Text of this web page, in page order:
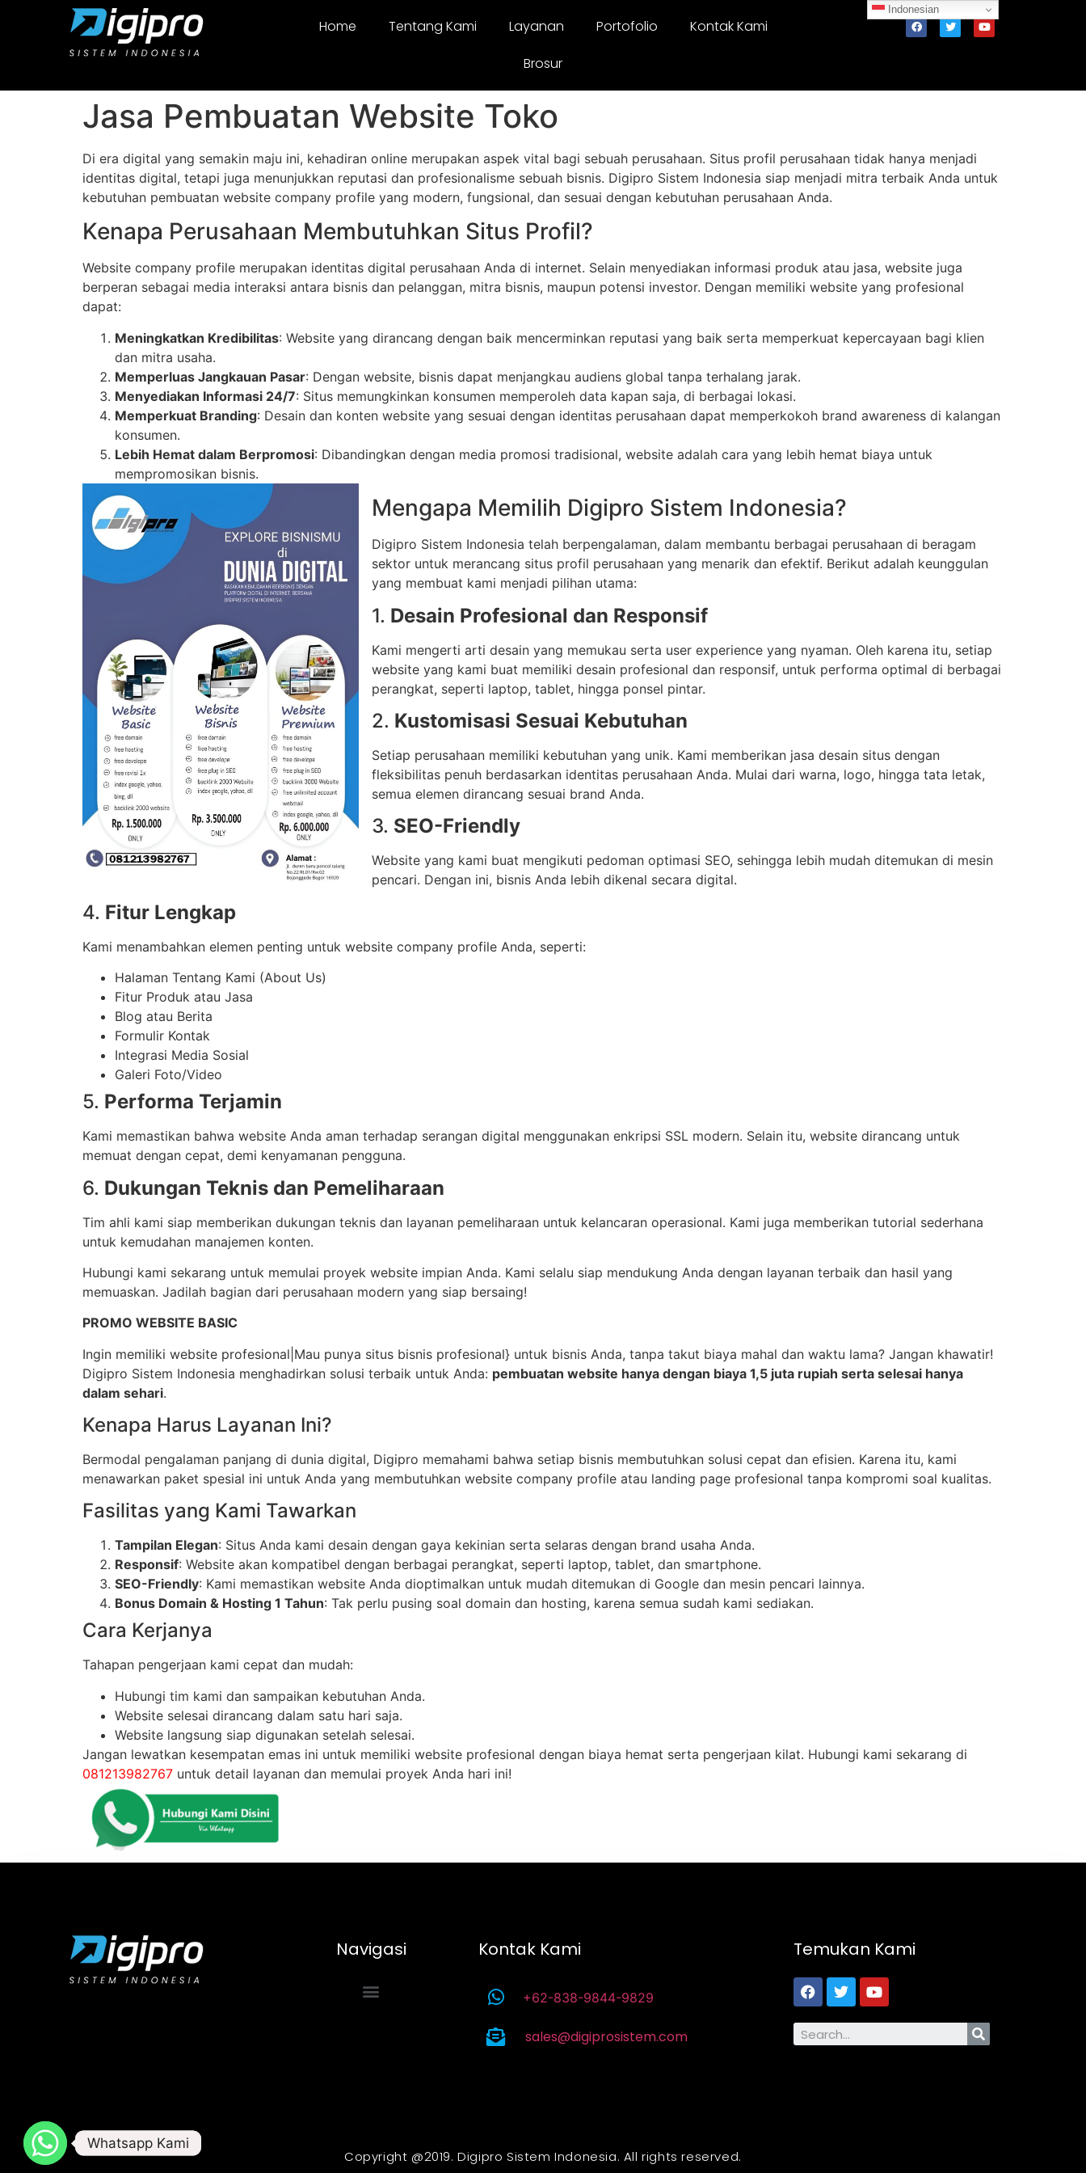
Home Tentang Kami Layanan Portofolio
Kontak Kami
Brosur
Jasa Pembuatan Website Toko
Di era digital yang semakin maju ini, kehadiran online merupakan aspek vital bagi sebuah perusahaan. Situs profil perusahaan tidak hanya menjadi
identitas digital, tetapi juga menunjukkan reputasi dan profesionalisme sebuah bisnis. Digipro Sistem Indonesia siap menjadi mitra terbaik Anda untuk
kebutuhan pembuatan website company profile yang modern, fungsional, dan sesuai dengan kebutuhan perusahaan Anda.
Kenapa Perusahaan Membutuhkan Situs Profil?
Website company profile merupakan identitas digital perusahaan Anda di internet. Selain menyediakan informasi produk atau jasa, website juga
berperan sebagai media interaksi antara bisnis dan pelanggan, mitra bisnis, maupun potensi investor. Dengan memiliki website yang profesional
dapat:
Meningkatkan Kredibilitas: Website yang dirancang dengan baik mencerminkan reputasi yang baik serta memperkuat kepercayaan bagi klien
dan mitra usaha.
Memperluas Jangkauan Pasar: Dengan website, bisnis dapat menjangkau audiens global tanpa terhalang jarak.
Menyediakan Informasi 24/7: Situs memungkinkan konsumen memperoleh data kapan saja, di berbagai lokasi.
Memperkuat Branding: Desain dan konten website yang sesuai dengan identitas perusahaan dapat memperkokoh brand awareness di kalangan
konsumen.
Lebih Hemat dalam Berpromosi: Dibandingkan dengan media promosi tradisional, website adalah cara yang lebih hemat biaya untuk
mempromosikan bisnis.
Mengapa Memilih Digipro Sistem Indonesia?
Digipro Sistem Indonesia telah berpengalaman, dalam membantu berbagai perusahaan di beragam
sektor untuk merancang situs profil perusahaan yang menarik dan efektif. Berikut adalah keunggulan
yang membuat kami menjadi pilihan utama:
1. Desain Profesional dan Responsif
Kami mengerti arti desain yang memukau serta user experience yang nyaman. Oleh karena itu, setiap
website yang kami buat memiliki desain profesional dan responsif, untuk performa optimal di berbagai
perangkat, seperti laptop, tablet, hingga ponsel pintar.
2. Kustomisasi Sesuai Kebutuhan
Setiap perusahaan memiliki kebutuhan yang unik. Kami memberikan jasa desain situs dengan
fleksibilitas penuh berdasarkan identitas perusahaan Anda. Mulai dari warna, logo, hingga tata letak,
semua elemen dirancang sesuai brand Anda.
3. SEO-Friendly
Website yang kami buat mengikuti pedoman optimasi SEO, sehingga lebih mudah ditemukan di mesin
pencari. Dengan ini, bisnis Anda lebih dikenal secara digital.
4. Fitur Lengkap
Kami menambahkan elemen penting untuk website company profile Anda, seperti:
Halaman Tentang Kami (About Us)
Fitur Produk atau Jasa
Blog atau Berita
Formulir Kontak
Integrasi Media Sosial
Galeri Foto/Video
5. Performa Terjamin
Kami memastikan bahwa website Anda aman terhadap serangan digital menggunakan enkripsi SSL modern. Selain itu, website dirancang untuk
memuat dengan cepat, demi kenyamanan pengguna.
6. Dukungan Teknis dan Pemeliharaan
Tim ahli kami siap memberikan dukungan teknis dan layanan pemeliharaan untuk kelancaran operasional. Kami juga memberikan tutorial sederhana
untuk kemudahan manajemen konten.
Hubungi kami sekarang untuk memulai proyek website impian Anda. Kami selalu siap mendukung Anda dengan layanan terbaik dan hasil yang
memuaskan. Jadilah bagian dari perusahaan modern yang siap bersaing!
PROMO WEBSITE BASIC
Ingin memiliki website profesional|Mau punya situs bisnis profesional} untuk bisnis Anda, tanpa takut biaya mahal dan waktu lama? Jangan khawatir!
Digipro Sistem Indonesia menghadirkan solusi terbaik untuk Anda: pembuatan website hanya dengan biaya 1,5 juta rupiah serta selesai hanya
dalam sehari.
Kenapa Harus Layanan Ini?
Bermodal pengalaman panjang di dunia digital, Digipro memahami bahwa setiap bisnis membutuhkan solusi cepat dan efisien. Karena itu, kami
menawarkan paket spesial ini untuk Anda yang membutuhkan website company profile atau landing page profesional tanpa kompromi soal kualitas.
Fasilitas yang Kami Tawarkan
Tampilan Elegan: Situs Anda kami desain dengan gaya kekinian serta selaras dengan brand usaha Anda.
Responsif: Website akan kompatibel dengan berbagai perangkat, seperti laptop, tablet, dan smartphone.
SEO-Friendly: Kami memastikan website Anda dioptimalkan untuk mudah ditemukan di Google dan mesin pencari lainnya.
Bonus Domain & Hosting 1 Tahun: Tak perlu pusing soal domain dan hosting, karena semua sudah kami sediakan.
Cara Kerjanya
Tahapan pengerjaan kami cepat dan mudah:
Hubungi tim kami dan sampaikan kebutuhan Anda.
Website selesai dirancang dalam satu hari saja.
Website langsung siap digunakan setelah selesai.
Jangan lewatkan kesempatan emas ini untuk memiliki website profesional dengan biaya hemat serta pengerjaan kilat. Hubungi kami sekarang di
081213982767 untuk detail layanan dan memulai proyek Anda hari ini!
Navigasi Kontak Kami
+62-838-9844-9829
sales@digiprosistem.com
Temukan Kami
Copyright @2019. Digipro Sistem Indonesia. All rights reserved.
Indonesian
Whatsapp Kami
Whatsapp Kami